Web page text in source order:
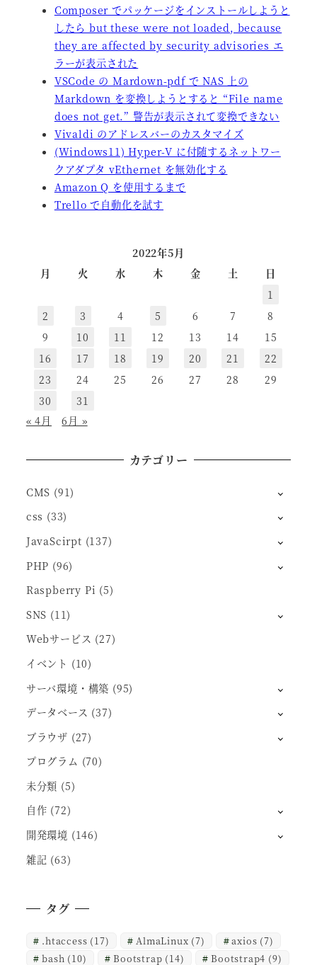
Composer でパッケージをインストールしようと
したら but these were not loaded, because
they are affected by security advisories エ
ラーが表示された
VSCode の Mardown-pdf で NAS 上の
Markdown を変換しようとすると “File name
does not get.” 警告が表示されて変換できない
Vivaldi のアドレスバーのカスタマイズ
(Windows11) Hyper-V に付随するネットワー
クアダプタ vEthernet を無効化する
Amazon Q を使用するまで
Trello で自動化を試す
2022年5月
月
火 水 木 金 土
日
1
2
3 4 5 6 7
8
9
10 11 12 13 14
15
16
17 18 19 20 21
22
23
24 25 26 27 28
29
30
31
« 4月
6月 »
カテゴリー
CMS (91)
css (33)
JavaScirpt (137)
PHP (96)
Raspberry Pi (5)
SNS (11)
Webサービス (27)
イベント (10)
サーバ環境・構築 (95)
データベース (37)
ブラウザ (27)
プログラム (70)
未分類 (5)
自作 (72)
開発環境 (146)
雑記 (63)
タグ
.htaccess (17) AlmaLinux (7) axios (7)
bash (10) Bootstrap (14) Bootstrap4 (9)